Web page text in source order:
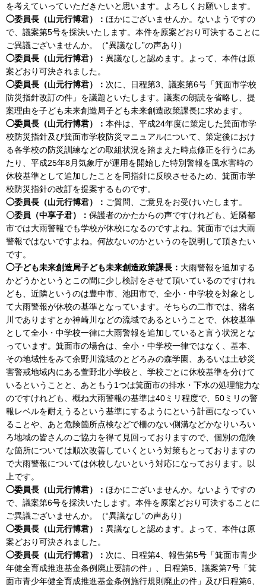
を考えていっていただきたいと思います。よろしくお願いします。
◯委員長（山元行博君）： ほかにございませんか。ないようですの
で、議案第5号を採決いたします。本件を原案どおり可決することに
ご異議ございませんか。（“異議なし”の声あり）
◯委員長（山元行博君）： 異議なしと認めます。よって、本件は原
案どおり可決されました。
◯委員長（山元行博君）： 次に、日程第3、議案第6号「箕面市学校
防災指針改訂の件」を議題といたします。議案の朗読を省略し、提
案理由を子ども未来創造局子ども未来創造政策課長に求めます。
◯委員長（山元行博君）： 本件は、平成24年度に策定した箕面市学
校防災指針及び箕面市学校防災マニュアルについて、策定後におけ
る各学校の防災訓練などの取組状況を踏まえた時点修正を行うにあ
たり、平成25年8月気象庁が運用を開始した特別警報を風水害時の
休校基準として追加したことを同指針に反映させるため、箕面市学
校防災指針の改訂を提案するものです。
◯委員長（山元行博君）： ご質問、ご意見をお受けいたします。
〇委員（中享子君）： 保護者のかたからの声ですけれども、近隣都
市では大雨警報でも学校が休校になるのですよね。箕面市では大雨
警報ではないですよね。何故ないのかというのを説明して頂きたい
です。
◯子ども未来創造局子ども未来創造政策課長： 大雨警報を追加する
かどうかというとこの間に少し検討をさせて頂いているのですけれ
ども、近隣というのは豊中市、池田市で、全小・中学校を対象とし
て大雨警報が休校の基準となっています。そちらの二市では、猪名
川でありますとか神崎川などの流域であるということで、休校基準
として全小・中学校一律に大雨警報を追加していると言う状況とな
っています。箕面市の場合は、全小・中学校一律ではなく、基本、
その地域性をみて余野川流域のとどろみの森学園、あるいは土砂災
害警戒地域内にある萱野北小学校と、学校ごとに休校基準を分けて
いるということと、あともう1つは箕面市の排水・下水の処理能力な
のですけれども、概ね大雨警報の基準は40ミリ程度で、50ミリの警
報レベルを耐えうるという基準にするようにという計画になってい
ることや、あと危険箇所点検などで柵のない側溝などかなりいろい
ろ地域の皆さんのご協力を得て見回っておりますので、個別の危険
な箇所については順次改善していくという対策もとっておりますの
で大雨警報については休校しないという対応になっております。以
上です。
◯委員長（山元行博君）： ほかにございませんか。ないようですの
で、議案第6号を採決いたします。本件を原案どおり可決することに
ご異議ございませんか。（“異議なし”の声あり）
◯委員長（山元行博君）： 異議なしと認めます。よって、本件は原
案どおり可決されました。
◯委員長（山元行博君）： 次に、日程第4、報告第5号「箕面市青少
年健全育成推進基金条例廃止要請の件」、日程第5、議案第7号「箕
面市青少年健全育成推進基金条例施行規則廃止の件」及び日程第6、